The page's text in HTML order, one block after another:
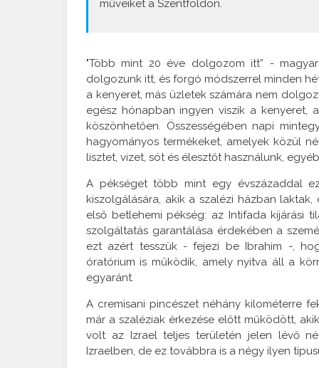
műveiket a Szentföldön.
"Több mint 20 éve dolgozom itt” -
dolgozunk itt, és forgó módszerrel minden
a kenyeret, más üzletek számára nem
egész hónapban ingyen viszik a kenyeret,
köszönhetően. Összességében napi
hagyományos termékeket, amelyek közül
lisztet, vizet, sót és élesztőt használunk,
A pékséget több mint egy évszázaddal
kiszolgálására, akik a szalézi házban
első betlehemi pékség: az Intifada kijárási
szolgáltatás garantálása érdekében a
ezt azért tesszük - fejezi be Ibrahim -,
óratórium is működik, amely nyitva áll a
egyaránt.
A cremisani pincészet néhány kilométerre
már a szaléziak érkezése előtt működött,
volt az Izrael teljes területén jelen lévő
Izraelben, de ez továbbra is a négy ilyen